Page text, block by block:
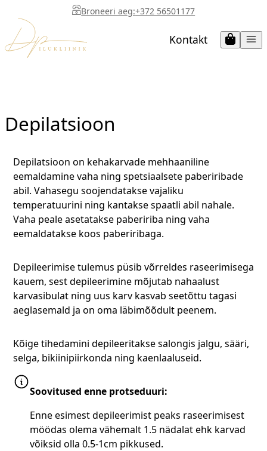
otse
sisu
juurde
Broneeri aeg:+372 56501177
Kontakt
Depilatsioon
Depilatsioon on kehakarvade mehhaaniline
eemaldamine vaha ning spetsiaalsete paberiribade
abil. Vahasegu soojendatakse vajaliku
temperatuurini ning kantakse spaatli abil nahale.
Vaha peale asetatakse pabeririba ning vaha
eemaldatakse koos paberiribaga.
Depileerimise tulemus püsib võrreldes raseerimisega
kauem, sest depileerimine mõjutab nahaalust
karvasibulat ning uus karv kasvab seetõttu tagasi
aeglasemald ja on oma läbimõõdult peenem.
Kõige tihedamini depileeritakse salongis jalgu, sääri,
selga, bikiinipiirkonda ning kaenlaaluseid.
Soovitused enne protseduuri:
Enne esimest depileerimist peaks raseerimisest
möödas olema vähemalt 1.5 nädalat ehk karvad
võiksid olla 0.5-1cm pikkused.